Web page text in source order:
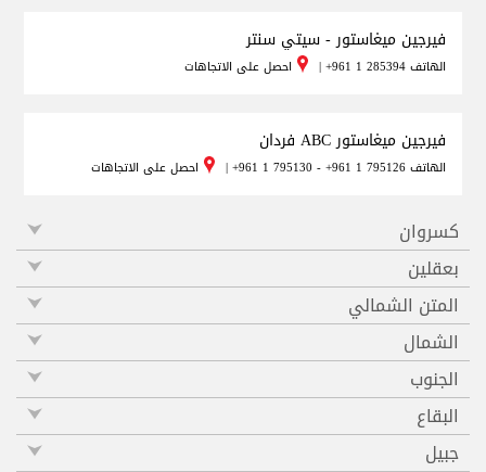
فيرجين ميغاستور - سيتي سنتر
الهاتف+961 1 285394
| احصل على الاتجاهات
فيرجين ميغاستور ABC فردان
الهاتف+961 1 795130 - +961 1 795126
| احصل على الاتجاهات
كسروان
بعقلين
المتن الشمالي
الشمال
الجنوب
البقاع
جبيل